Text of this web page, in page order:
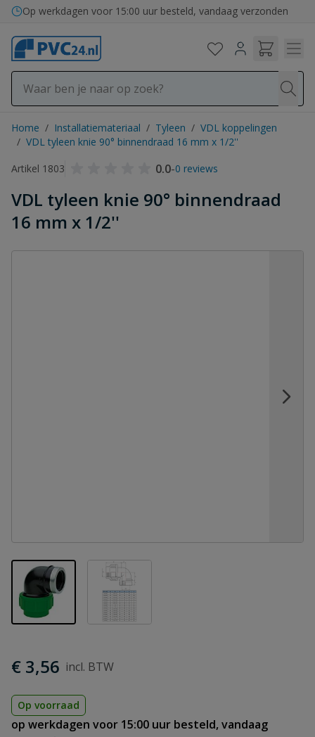
Ga naar de inhoud
Op werkdagen voor 15:00 uur besteld, vandaag verzonden
Home / Installatiemateriaal / Tyleen / VDL koppelingen
/ VDL tyleen knie 90° binnendraad 16 mm x 1/2''
Artikel 1803
0.0-0 reviews
VDL tyleen knie 90° binnendraad
16 mm x 1/2''
View larger imageView larger image
€ 3,56
Op voorraad
op werkdagen voor 15:00 uur besteld, vandaag